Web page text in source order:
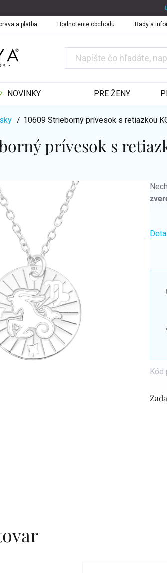
a platba Hodnotenie obchodu Rady a
NOVINKY PRE ŽENY
/ 10609 Strieborný prívesok s retiazkou
prívesok s
Kód